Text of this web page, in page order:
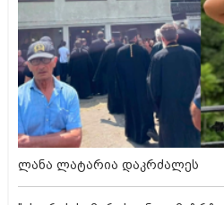
ლანა ლატარია დაკრძალეს